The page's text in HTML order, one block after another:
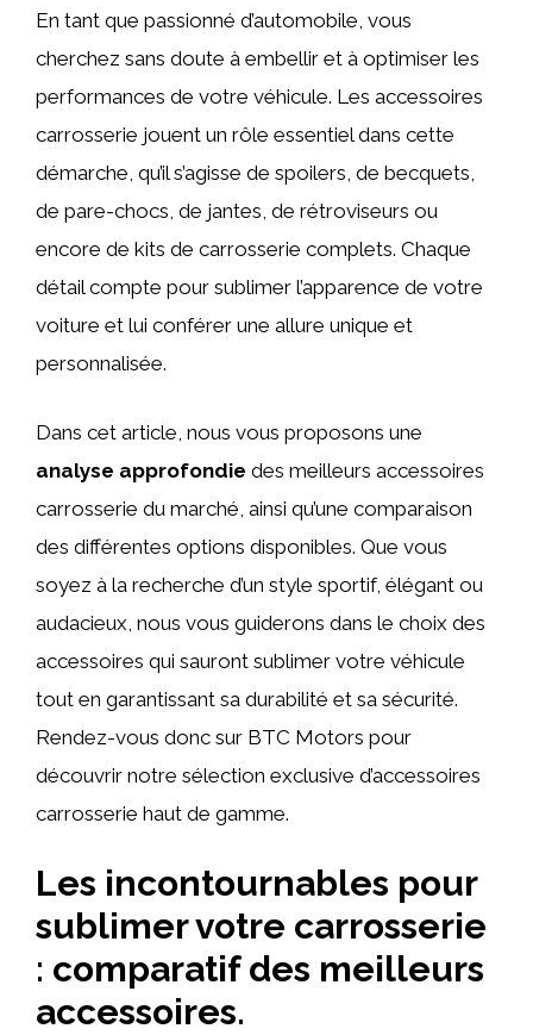
En tant que passionné d’automobile, vous
cherchez sans doute à embellir et à optimiser les
performances de votre véhicule. Les accessoires
carrosserie jouent un rôle essentiel dans cette
démarche, qu’il s’agisse de spoilers, de becquets,
de pare-chocs, de jantes, de rétroviseurs ou
encore de kits de carrosserie complets. Chaque
détail compte pour sublimer l’apparence de votre
voiture et lui conférer une allure unique et
personnalisée.
Dans cet article, nous vous proposons une
analyse approfondie des meilleurs accessoires
carrosserie du marché, ainsi qu’une comparaison
des différentes options disponibles. Que vous
soyez à la recherche d’un style sportif, élégant ou
audacieux, nous vous guiderons dans le choix des
accessoires qui sauront sublimer votre véhicule
tout en garantissant sa durabilité et sa sécurité.
Rendez-vous donc sur BTC Motors pour
découvrir notre sélection exclusive d’accessoires
carrosserie haut de gamme.
Les incontournables pour
sublimer votre carrosserie
: comparatif des meilleurs
accessoires.